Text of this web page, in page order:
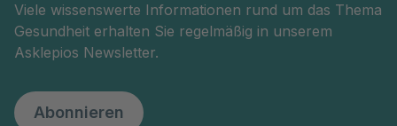
Viele wissenswerte Informationen rund um das Thema
Gesundheit erhalten Sie regelmäßig in unserem
Asklepios Newsletter.
Abonnieren